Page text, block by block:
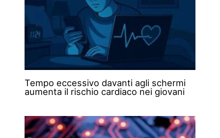
Tempo eccessivo davanti agli schermi
aumenta il rischio cardiaco nei giovani